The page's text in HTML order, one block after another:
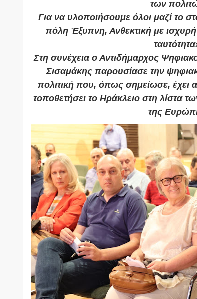
των
Για να υλοποιήσουμε όλοι μαζί το
πόλη Έξυπνη, Ανθεκτική με ισχυρή
Στη συνέχεια ο Αντιδήμαρχος
Σισαμάκης παρουσίασε την
πολιτική που, όπως σημείωσε, έχει
τοποθετήσει το Ηράκλειο στη λίστα
της